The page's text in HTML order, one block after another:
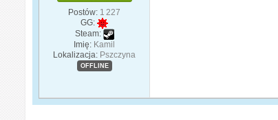
Postów: 1 227
GG:
Steam:
Imię: Kamil
Lokalizacja: Pszczyna
OFFLINE